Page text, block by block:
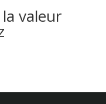
valeur